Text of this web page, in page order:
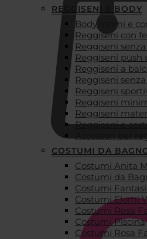
REGGISENI E BODY
Body intimi e
Reggiseni con
Reggiseni
Reggiseni push
Reggiseni a
Reggiseni
Reggiseni
Reggiseni
Reggiseni
Reggiseni e
Accessori per
COSTUMI DA
Costumi Anita
Costumi da
Costumi
Costumi Elomi
Costumi Rosa
Costumi Piscina
Costumi Rosa